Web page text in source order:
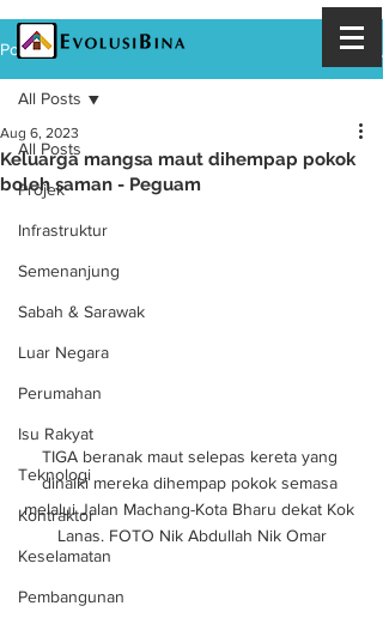
Post
All Posts
Projek
Infrastruktur
Semenanjung
Sabah & Sarawak
Luar Negara
Perumahan
Isu Rakyat
Teknologi
Kontraktor
Keselamatan
Pembangunan
All Posts
Keluarga mangsa maut dihempap pokok
boleh saman - Peguam
Aug 6, 2023
TIGA beranak maut selepas kereta yang
dinaiki mereka dihempap pokok semasa
melalui Jalan Machang-Kota Bharu dekat Kok
Lanas. FOTO Nik Abdullah Nik Omar